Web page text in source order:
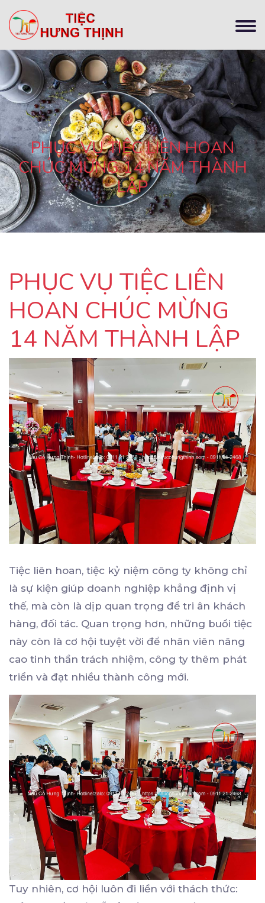
PHỤC VỤ TIỆC LIÊN HOAN
CHÚC MỪNG 14 NĂM THÀNH
LẬP
PHỤC VỤ TIỆC LIÊN
HOAN CHÚC MỪNG
14 NĂM THÀNH LẬP
Tiệc liên hoan, tiệc kỷ niệm công ty không chỉ
là sự kiện giúp doanh nghiệp khẳng định vị
thế, mà còn là dịp quan trọng để tri ân khách
hàng, đối tác. Quan trọng hơn, những buổi tiệc
này còn là cơ hội tuyệt vời để nhân viên nâng
cao tinh thần trách nhiệm, công ty thêm phát
triển và đạt nhiều thành công mới.
Tuy nhiên, cơ hội luôn đi liền với thách thức: